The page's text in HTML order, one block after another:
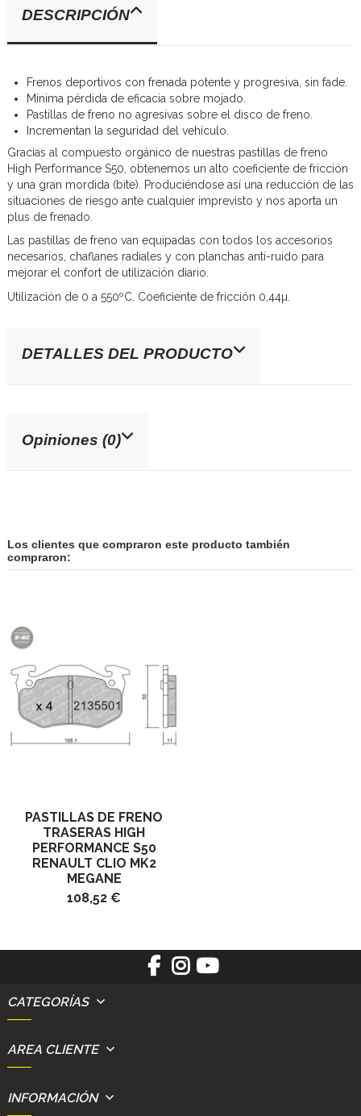
DESCRIPCIÓN
Frenos deportivos con frenada potente y progresiva, sin fade.
Mínima pérdida de eficacia sobre mojado.
Pastillas de freno no agresivas sobre el disco de freno.
Incrementan la seguridad del vehículo.
Gracias al compuesto orgánico de nuestras pastillas de freno
High Performance S50, obtenemos un alto coeficiente de fricción
y una gran mordida (bite). Produciéndose así una reducción de las
situaciones de riesgo ante cualquier imprevisto y nos aporta un
plus de frenado.
Las pastillas de freno van equipadas con todos los accesorios
necesarios, chaflanes radiales y con planchas anti-ruido para
mejorar el confort de utilización diario.
Utilización de 0 a 550ºC. Coeficiente de fricción 0,44µ.
DETALLES DEL PRODUCTO
Opiniones (0)
Los clientes que compraron este producto también
compraron:
PASTILLAS DE FRENO
TRASERAS HIGH
PERFORMANCE S50
RENAULT CLIO MK2
MEGANE
108,52 €
CATEGORÍAS
AREA CLIENTE
INFORMACIÓN